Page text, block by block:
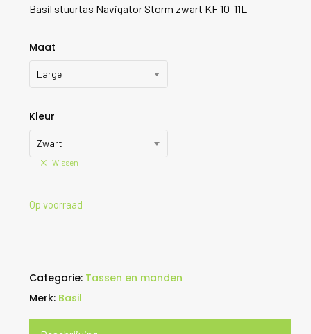
Basil stuurtas Navigator Storm zwart KF 10-11L
Maat
Large
Kleur
Zwart
Wissen
Op voorraad
Categorie: Tassen en manden
Merk: Basil